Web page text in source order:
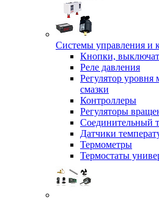
Системы управления и
Кнопки,
Реле давления
Регулятор уровня
смазки
Контроллеры
Регуляторы
Соединительный
Датчики
Термометры
Термостаты